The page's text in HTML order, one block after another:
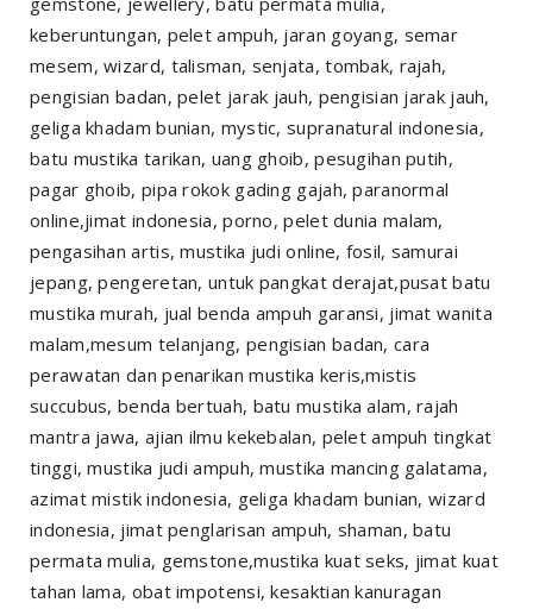
keberuntungan, pelet ampuh, jaran goyang, semar
mesem, wizard, talisman, senjata, tombak, rajah,
pengisian badan, pelet jarak jauh, pengisian jarak jauh,
geliga khadam bunian, mystic, supranatural indonesia,
batu mustika tarikan, uang ghoib, pesugihan putih,
pagar ghoib, pipa rokok gading gajah, paranormal
online,jimat indonesia, porno, pelet dunia malam,
pengasihan artis, mustika judi online, fosil, samurai
jepang, pengeretan, untuk pangkat derajat,pusat batu
mustika murah, jual benda ampuh garansi, jimat wanita
malam,mesum telanjang, pengisian badan, cara
perawatan dan penarikan mustika keris,mistis
succubus, benda bertuah, batu mustika alam, rajah
mantra jawa, ajian ilmu kekebalan, pelet ampuh tingkat
tinggi, mustika judi ampuh, mustika mancing galatama,
azimat mistik indonesia, geliga khadam bunian, wizard
indonesia, jimat penglarisan ampuh, shaman, batu
permata mulia, gemstone,mustika kuat seks, jimat kuat
tahan lama, obat impotensi, kesaktian kanuragan